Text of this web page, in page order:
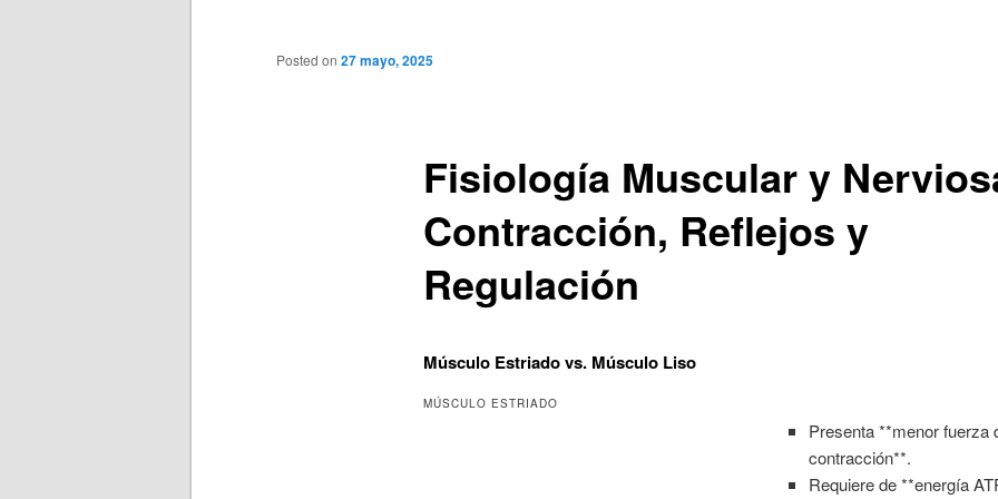
Fisiología Muscular y
Contracción, Reflejos y
Regulación
Posted on 27 mayo, 2025
Músculo Estriado vs. Músculo Liso
MÚSCULO ESTRIADO
Presenta **menor fuerza
contracción**.
Requiere de **energía